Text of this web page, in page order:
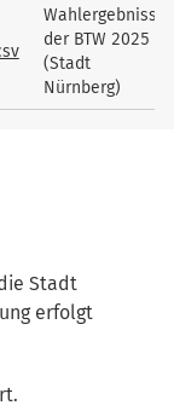
Wahlergebnisse
der BTW 2025
(Stadt
Nürnberg)
Stadt
erfolgt